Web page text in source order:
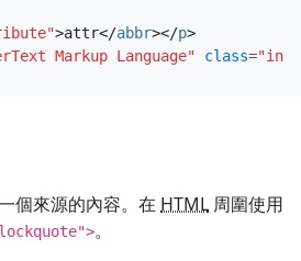
>attr</abbr></p>
Markup Language" class=
個來源的內容。在 HTML 周圍使用
。